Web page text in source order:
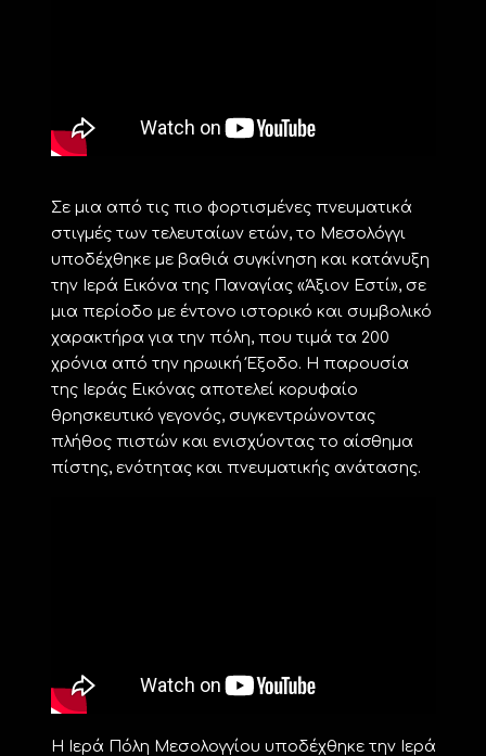
Σε μια από τις πιο φορτισμένες πνευματικά
στιγμές των τελευταίων ετών, το Μεσολόγγι
υποδέχθηκε με βαθιά συγκίνηση και κατάνυξη
την Ιερά Εικόνα της Παναγίας «Άξιον Εστί», σε
μια περίοδο με έντονο ιστορικό και συμβολικό
χαρακτήρα για την πόλη, που τιμά τα 200
χρόνια από την ηρωική Έξοδο. Η παρουσία
της Ιεράς Εικόνας αποτελεί κορυφαίο
θρησκευτικό γεγονός, συγκεντρώνοντας
πλήθος πιστών και ενισχύοντας το αίσθημα
πίστης, ενότητας και πνευματικής ανάτασης.
Η Ιερά Πόλη Μεσολογγίου υποδέχθηκε την Ιερά